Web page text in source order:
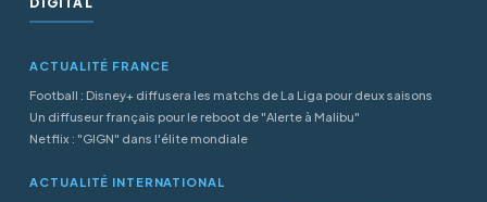
ACTUALITÉ FRANCE
Football : Disney+ diffusera les matchs de La Liga pour deux saisons
Un diffuseur français pour le reboot de "Alerte à Malibu"
Netflix : "GIGN" dans l'élite mondiale
ACTUALITÉ INTERNATIONAL